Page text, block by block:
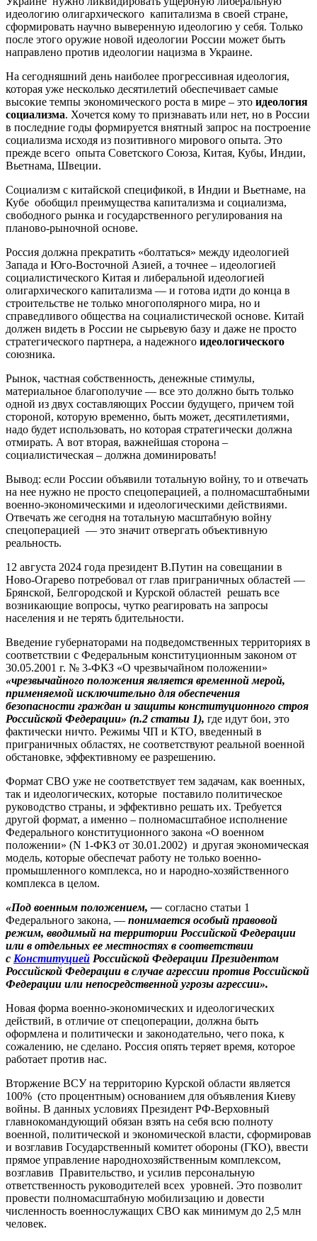
идеологию олигархического капитализма в своей стране,
сформировать научно выверенную идеологию у себя. Только
после этого оружие новой идеологии России может быть
направлено против идеологии нацизма в Украине.
На сегодняшний день наиболее прогрессивная идеология,
которая уже несколько десятилетий обеспечивает самые
высокие темпы экономического роста в мире – это идеология
социализма. Хочется кому то признавать или нет, но в России
в последние годы формируется внятный запрос на построение
социализма исходя из позитивного мирового опыта. Это
прежде всего опыта Советского Союза, Китая, Кубы, Индии,
Вьетнама, Швеции.
Социализм с китайской спецификой, в Индии и Вьетнаме, на
Кубе обобщил преимущества капитализма и социализма,
свободного рынка и государственного регулирования на
планово-рыночной основе.
Россия должна прекратить «болтаться» между идеологией
Запада и Юго-Восточной Азией, а точнее – идеологией
социалистического Китая и либеральной идеологией
олигархического капитализма — и готова идти до конца в
строительстве не только многополярного мира, но и
справедливого общества на социалистической основе. Китай
должен видеть в России не сырьевую базу и даже не просто
стратегического партнера, а надежного идеологического
союзника.
Рынок, частная собственность, денежные стимулы,
материальное благополучие — все это должно быть только
одной из двух составляющих России будущего, причем той
стороной, которую временно, быть может, десятилетиями,
надо будет использовать, но которая стратегически должна
отмирать. А вот вторая, важнейшая сторона –
социалистическая – должна доминировать!
Вывод: если России объявили тотальную войну, то и отвечать
на нее нужно не просто спецоперацией, а полномасштабными
военно-экономическими и идеологическими действиями.
Отвечать же сегодня на тотальную масштабную войну
спецоперацией — это значит отвергать объективную
реальность.
12 августа 2024 года президент В.Путин на совещании в
Ново-Огарево потребовал от глав приграничных областей —
Брянской, Белгородской и Курской областей решать все
возникающие вопросы, чутко реагировать на запросы
населения и не терять бдительности.
Введение губернаторами на подведомственных территориях в
соответствии с Федеральным конституционным законом от
30.05.2001 г. № 3-ФКЗ «О чрезвычайном положении»
«чрезвычайного положения является временной мерой,
применяемой исключительно для обеспечения
безопасности граждан и защиты конституционного строя
Российской Федерации» (п.2 статьи 1), где идут бои, это
фактически ничто. Режимы ЧП и КТО, введенный в
приграничных областях, не соответствуют реальной военной
обстановке, эффективному ее разрешению.
Формат СВО уже не соответствует тем задачам, как военных,
так и идеологических, которые поставило политическое
руководство страны, и эффективно решать их. Требуется
другой формат, а именно – полномасштабное исполнение
Федерального конституционного закона «О военном
положении» (N 1-ФКЗ от 30.01.2002) и другая экономическая
модель, которые обеспечат работу не только военно-
промышленного комплекса, но и народно-хозяйственного
комплекса в целом.
«Под военным положением, — согласно статьи 1
Федерального закона, — понимается особый правовой
режим, вводимый на территории Российской Федерации
или в отдельных ее местностях в соответствии
с Конституцией Российской Федерации Президентом
Российской Федерации в случае агрессии против Российской
Федерации или непосредственной угрозы агрессии».
Новая форма военно-экономических и идеологических
действий, в отличие от спецоперации, должна быть
оформлена и политически и законодательно, чего пока, к
сожалению, не сделано. Россия опять теряет время, которое
работает против нас.
Вторжение ВСУ на территорию Курской области является
100% (сто процентным) основанием для объявления Киеву
войны. В данных условиях Президент РФ-Верховный
главнокомандующий обязан взять на себя всю полноту
военной, политической и экономической власти, сформировав
и возглавив Государственный комитет обороны (ГКО), ввести
прямое управление народнохозяйственным комплексом,
возглавив Правительство, и усилив персональную
ответственность руководителей всех уровней. Это позволит
провести полномасштабную мобилизацию и довести
численность военнослужащих СВО как минимум до 2,5 млн
человек.